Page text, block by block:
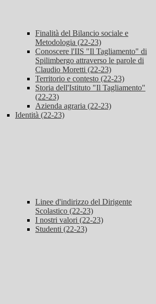
Finalità del Bilancio sociale e
Metodologia (22-23)
Conoscere l'IIS "Il Tagliamento" di
Spilimbergo attraverso le parole di
Claudio Moretti (22-23)
Territorio e contesto (22-23)
Storia dell'Istituto "Il Tagliamento"
(22-23)
Azienda agraria (22-23)
Identità (22-23)
Linee d'indirizzo del Dirigente
Scolastico (22-23)
I nostri valori (22-23)
Studenti (22-23)